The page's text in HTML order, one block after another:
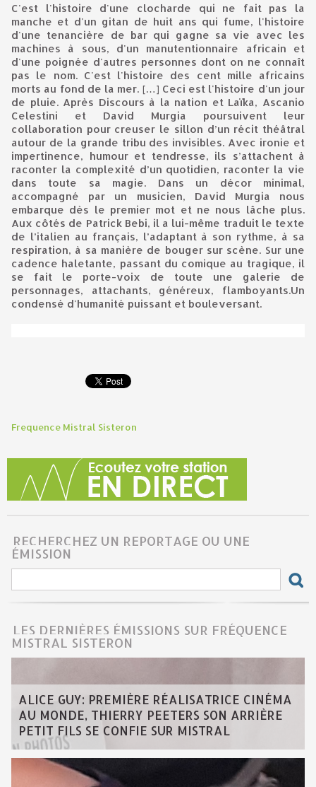
C'est l'histoire d'une clocharde qui ne fait pas la
manche et d'un gitan de huit ans qui fume, l'histoire
d'une tenancière de bar qui gagne sa vie avec les
machines à sous, d'un manutentionnaire africain et
d'une poignée d'autres personnes dont on ne connaît
pas le nom. C'est l'histoire des cent mille africains
morts au fond de la mer. […] Ceci est l'histoire d'un jour
de pluie. Après Discours à la nation et Laïka, Ascanio
Celestini et David Murgia poursuivent leur
collaboration pour creuser le sillon d’un récit théâtral
autour de la grande tribu des invisibles. Avec ironie et
impertinence, humour et tendresse, ils s’attachent à
raconter la complexité d’un quotidien, raconter la vie
dans toute sa magie. Dans un décor minimal,
accompagné par un musicien, David Murgia nous
embarque dès le premier mot et ne nous lâche plus.
Aux côtés de Patrick Bebi, il a lui-même traduit le texte
de l’italien au français, l’adaptant à son rythme, à sa
respiration, à sa manière de bouger sur scène. Sur une
cadence haletante, passant du comique au tragique, il
se fait le porte-voix de toute une galerie de
personnages, attachants, généreux, flamboyants.Un
condensé d'humanité puissant et bouleversant.
Frequence Mistral Sisteron
RECHERCHEZ UN REPORTAGE OU UNE
ÉMISSION
LES DERNIÈRES ÉMISSIONS SUR FRÉQUENCE
MISTRAL SISTERON
ALICE GUY: PREMIÈRE RÉALISATRICE CINÉMA
AU MONDE, THIERRY PEETERS SON ARRIÈRE
PETIT FILS SE CONFIE SUR MISTRAL